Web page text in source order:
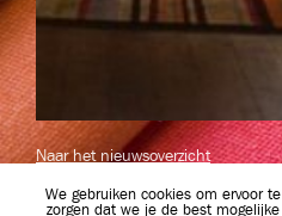
Naar het nieuwsoverzicht
We gebruiken cookies om ervoor te
zorgen dat we je de best mogelijke